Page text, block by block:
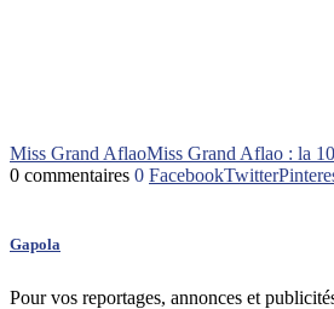
Miss Grand AflaoMiss Grand Aflao : la
0 commentaires 0 FacebookTwitter
Gapola
Pour vos reportages, annonces et